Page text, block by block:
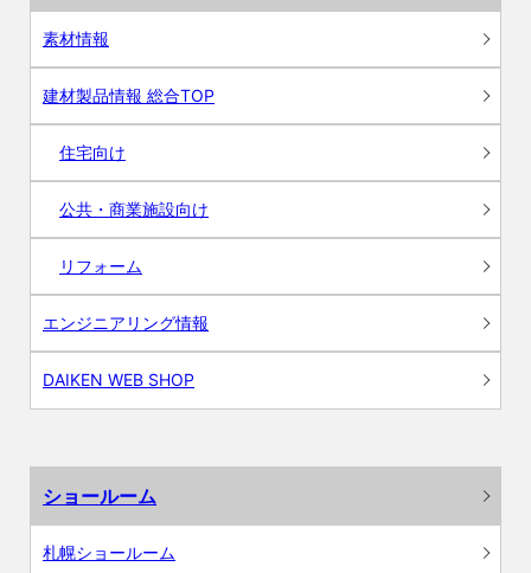
素材情報
建材製品情報 総合TOP
住宅向け
公共・商業施設向け
リフォーム
エンジニアリング情報
DAIKEN WEB SHOP
ショールーム
札幌ショールーム